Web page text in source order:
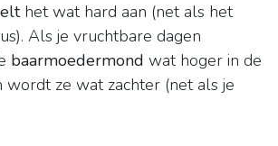
het wat hard aan (net als het
Als je vruchtbare dagen
baarmoedermond wat hoger in de
wordt ze wat zachter (net als je